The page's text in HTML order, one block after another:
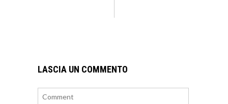
LASCIA UN COMMENTO